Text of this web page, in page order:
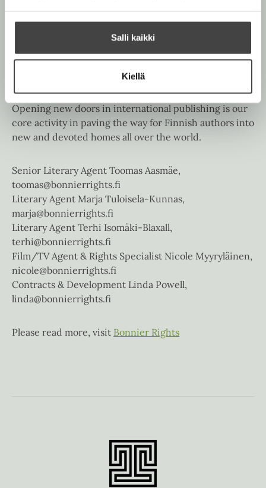
Salli kaikki
Kiellä
Our worldwide contacts and broad experience in
negotiating and licensing translation rights in
professional subagents, guarantee the authors and
their books the best possible publishers abroad.
Opening new doors in international publishing is our
core activity in paving the way for Finnish authors into
new and devoted homes all over the world.
Senior Literary Agent Toomas Aasmäe,
toomas@bonnierrights.fi
Literary Agent Marja Tuloisela-Kunnas,
marja@bonnierrights.fi
Literary Agent Terhi Isomäki-Blaxall,
terhi@bonnierrights.fi
Film/TV Agent & Rights Specialist Nicole Myyryläinen,
nicole@bonnierrights.fi
Contracts & Development Linda Powell,
linda@bonnierrights.fi
Please read more, visit Bonnier Rights